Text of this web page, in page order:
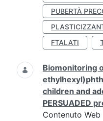
PUBERTÀ
FTALATI
Biomonitoring
children and
PERSUADED
Contenuto Web